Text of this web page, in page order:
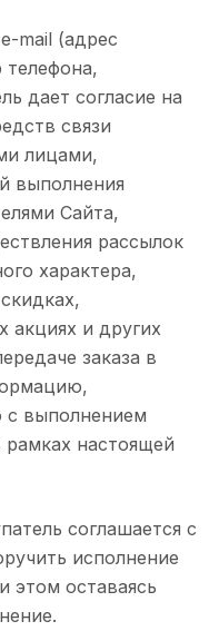
mail (адрес
дает согласие на
связи
лицами,
выполнения
Сайта,
рассылок
характера,
акциях и других
заказа в
с выполнением
рамках настоящей
соглашается с
исполнение
этом оставаясь